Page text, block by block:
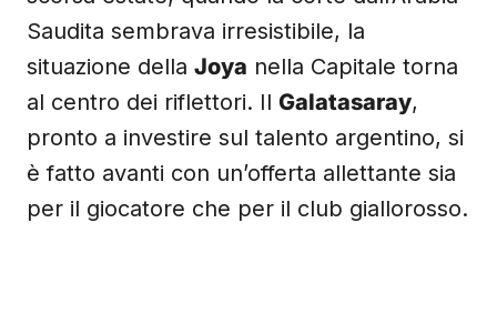
Saudita sembrava irresistibile, la
situazione della Joya nella Capitale torna
al centro dei riflettori. Il Galatasaray,
pronto a investire sul talento argentino, si
è fatto avanti con un’offerta allettante sia
per il giocatore che per il club giallorosso.